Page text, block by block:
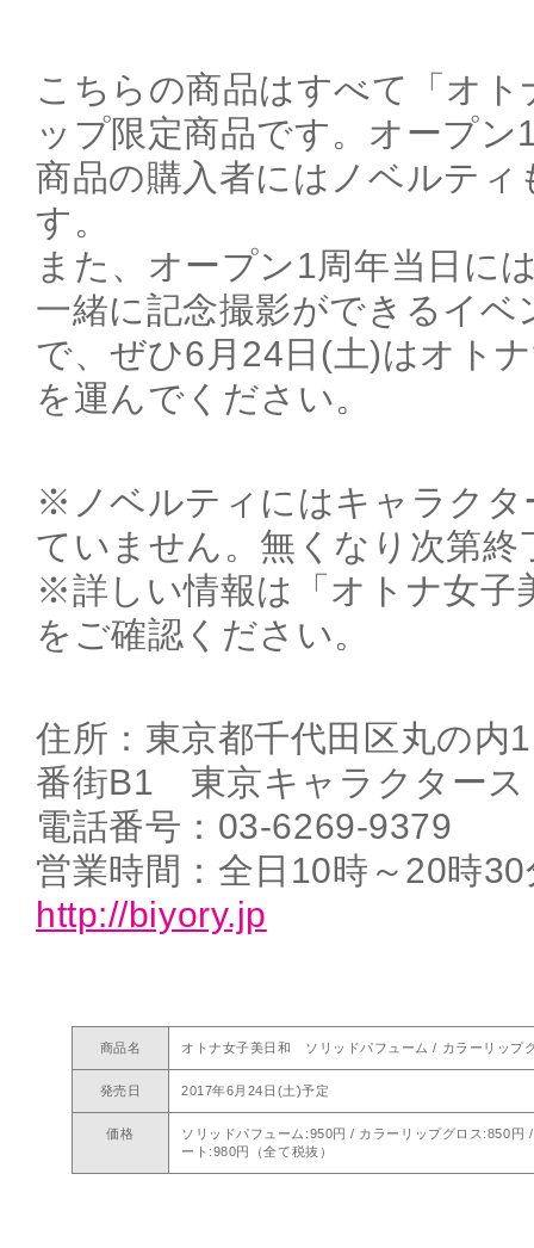
こちらの商品はすべて「オ
ップ限定商品です。オープン
商品の購入者にはノベルテ
す。
また、オープン1周年当日に
一緒に記念撮影ができるイ
で、ぜひ6月24日(土)はオト
を運んでください。
※ノベルティにはキャラクタ
ていません。無くなり次第終
※詳しい情報は「オトナ女子
をご確認ください。
住所：東京都千代田区丸の
番街B1 東京キャラクタース
電話番号：03-6269-9379
営業時間：全日10時～20時30
http://biyory.jp
商品名 オトナ女子美日和 ソリッドパフューム / カラーリップ
発売日 2017年6月24日(土)予定
価格
ソリッドパフューム:950円 / カラーリップグロス:850円
ート:980円（全て税抜）